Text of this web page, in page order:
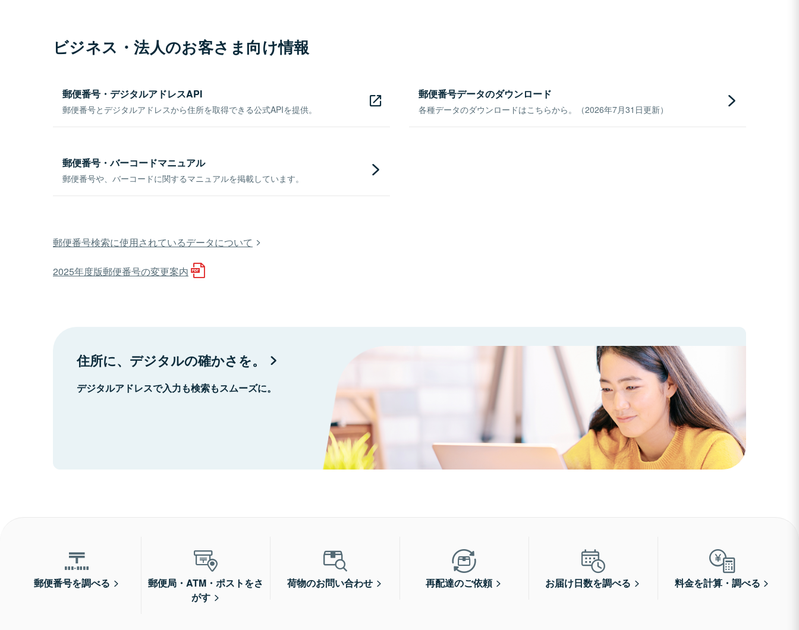
ビジネス・法人のお客さま向け情報
郵便番号・デジタルアドレスAPI
郵便番号とデジタルアドレスから住所を取得できる公式APIを提供。
郵便番号データのダウンロード
各種データのダウンロードはこちらから。（2026年7月31日更新）
郵便番号・バーコードマニュアル
郵便番号や、バーコードに関するマニュアルを掲載しています。
郵便番号検索に使用されているデータについて
2025年度版郵便番号の変更案内
住所に、デジタルの確かさを。
デジタルアドレスで入力も検索もスムーズに。
郵便番号を調べる
郵便局・ATM・ポストをさ
がす
荷物のお問い合わせ 再配達のご依頼 お届け日数を調べる 料金を計算・調べる